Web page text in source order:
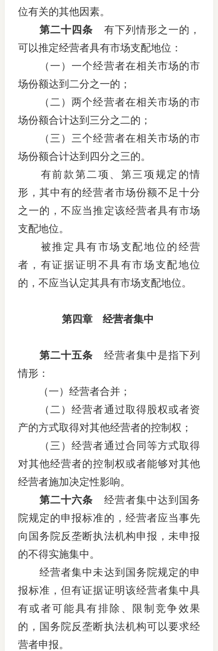
位有关的其他因素。
第二十四条 有下列情形之一的，
可以推定经营者具有市场支配地位：
（一）一个经营者在相关市场的市
场份额达到二分之一的；
（二）两个经营者在相关市场的市
场份额合计达到三分之二的；
（三）三个经营者在相关市场的市
场份额合计达到四分之三的。
有前款第二项、第三项规定的情
形，其中有的经营者市场份额不足十分
之一的，不应当推定该经营者具有市场
支配地位。
被推定具有市场支配地位的经营
者，有证据证明不具有市场支配地位
的，不应当认定其具有市场支配地位。
第四章 经营者集中
第二十五条 经营者集中是指下列
情形：
（一）经营者合并；
（二）经营者通过取得股权或者资
产的方式取得对其他经营者的控制权；
（三）经营者通过合同等方式取得
对其他经营者的控制权或者能够对其他
经营者施加决定性影响。
第二十六条 经营者集中达到国务
院规定的申报标准的，经营者应当事先
向国务院反垄断执法机构申报，未申报
的不得实施集中。
经营者集中未达到国务院规定的申
报标准，但有证据证明该经营者集中具
有或者可能具有排除、限制竞争效果
的，国务院反垄断执法机构可以要求经
营者申报。